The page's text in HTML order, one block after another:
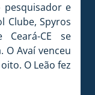
e
Clube, Spyros
Ceará-CE se
O Avaí venceu
O Leão fez